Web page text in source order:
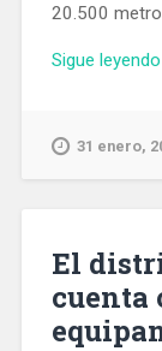
20.500
Sigue leyendo
31 enero,
El
cuenta